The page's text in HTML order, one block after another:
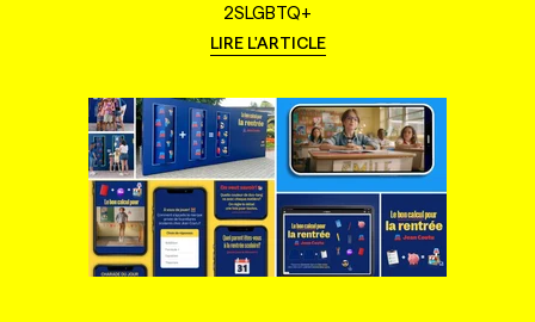
2SLGBTQ+
LIRE L'ARTICLE